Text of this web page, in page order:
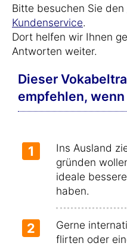
Bitte besuchen Sie den
Kundenservice.
Dort helfen wir Ihnen
Antworten weiter.
Dieser
empfehlen, wenn
1
Ins Ausland
gründen
ideale
haben.
2
Gerne
flirten oder